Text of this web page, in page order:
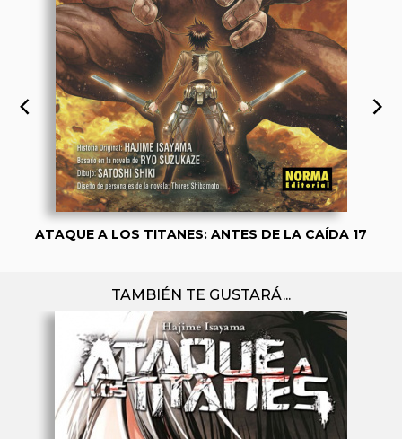
ATAQUE A LOS TITANES: ANTES DE LA CAÍDA 17
TAMBIÉN TE GUSTARÁ...